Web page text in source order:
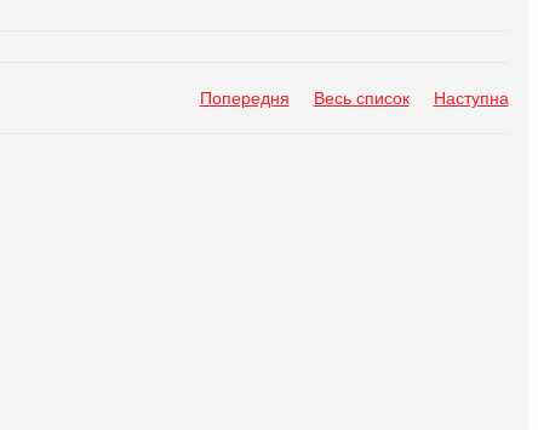
Попередня Весь список Наступна